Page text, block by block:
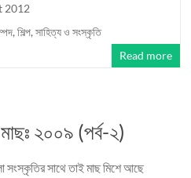
2012
,শিল্প, সাহিত্য ও সংস্কৃতি
Read more
মাছঃ ২০০৯ (পর্ব-২)
সংস্কৃতির সাথে তাই মাছ মিশে আছে